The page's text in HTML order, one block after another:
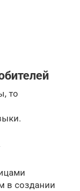
то
в создании